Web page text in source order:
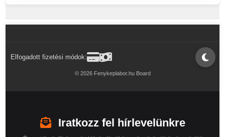
Elfogadott fizetési módok:
© 2026 Fenykeplabor.hu Board
Iratkozz fel hírlevelünkre